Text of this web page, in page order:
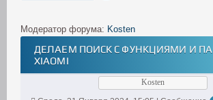
Модератор форума: Kosten
ДЕЛАЕМ ПОИСК С ФУНКЦИЯМИ И
XIAOMI
Kosten